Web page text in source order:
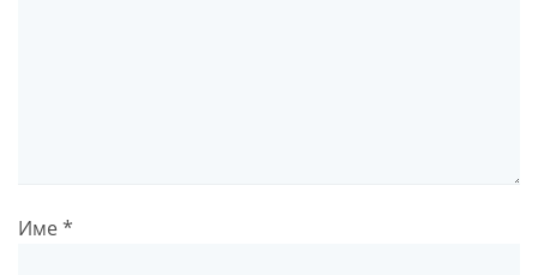
Име*